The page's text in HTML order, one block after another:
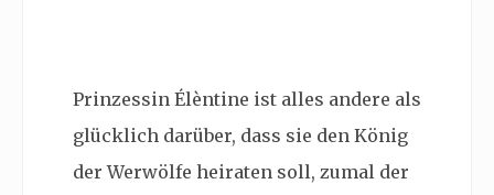
Prinzessin Élèntine ist alles andere als
glücklich darüber, dass sie den König
der Werwölfe heiraten soll, zumal der